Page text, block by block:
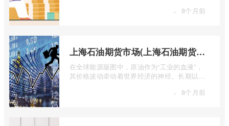
· 8个月前
上海石油期货市场(上海石油期货市场行情)
在全球能源版图中，原油作为“工业的血液”，
其价格波动牵动着世界经济的神经。长期以
· 8个月前